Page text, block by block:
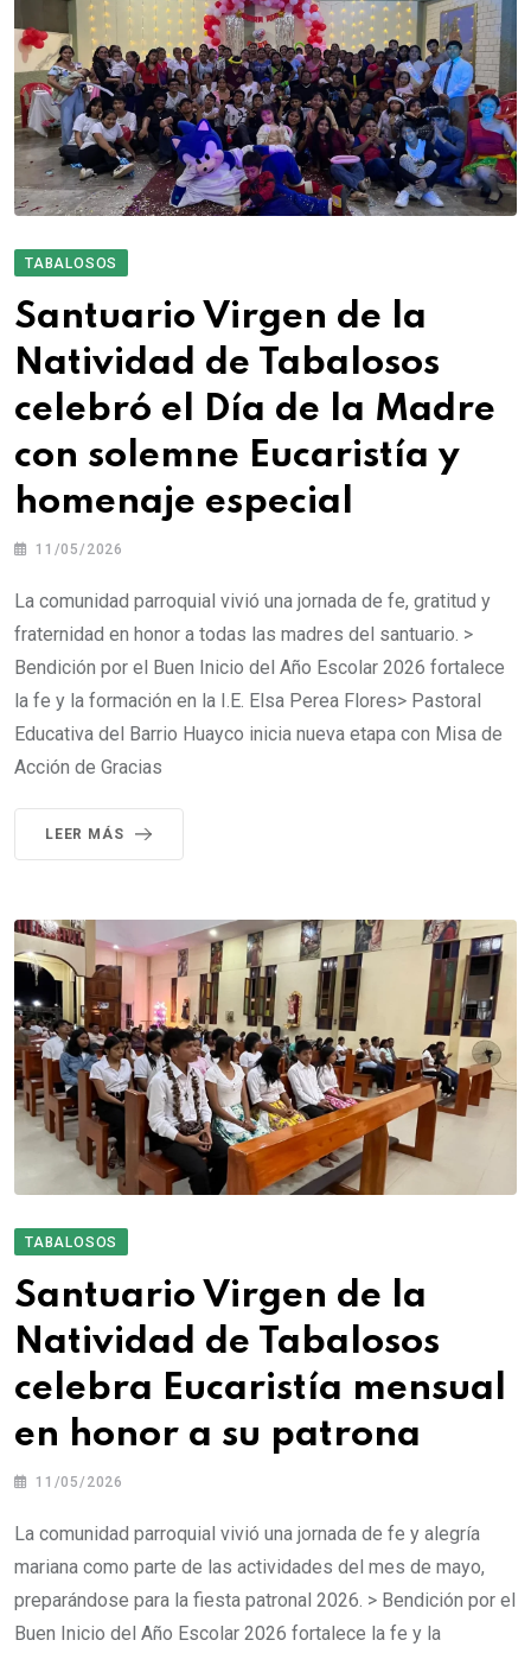
TABALOSOS
Santuario Virgen de la
Natividad de Tabalosos
celebró el Día de la Madre
con solemne Eucaristía y
homenaje especial
11/05/2026
La comunidad parroquial vivió una jornada de fe, gratitud y
fraternidad en honor a todas las madres del santuario. >
Bendición por el Buen Inicio del Año Escolar 2026 fortalece
la fe y la formación en la I.E. Elsa Perea Flores> Pastoral
Educativa del Barrio Huayco inicia nueva etapa con Misa de
Acción de Gracias
LEER MÁS
TABALOSOS
Santuario Virgen de la
Natividad de Tabalosos
celebra Eucaristía mensual
en honor a su patrona
11/05/2026
La comunidad parroquial vivió una jornada de fe y alegría
mariana como parte de las actividades del mes de mayo,
preparándose para la fiesta patronal 2026. > Bendición por el
Buen Inicio del Año Escolar 2026 fortalece la fe y la